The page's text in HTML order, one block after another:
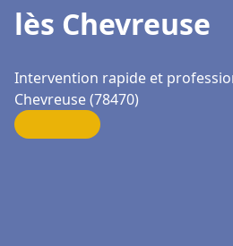
lès Chevreuse
Intervention rapide et
Chevreuse (78470)